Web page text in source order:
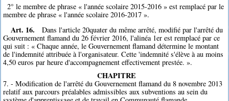
2° le membre de phrase « l'année scolaire 2015-2016 » est remplacé par le
membre de phrase « l'année scolaire 2016-2017 ».
Art. 16.
Dans l'article 20quater du même arrêté, modifié par l'arrêté du
Gouvernement flamand du 26 février 2016, l'alinéa 1er est remplacé par ce
qui suit : « Chaque année, le Gouvernement flamand détermine le montant
de l'indemnité attribuée à l'organisateur. Cette 'indemnité s'élève à au moins
4,50 euros par heure d'accompagnement effectivement prestée. ».
CHAPITRE
7. - Modification de l'arrêté du Gouvernement flamand du 8 novembre 2013
relatif aux parcours préalables admissibles aux subventions au sein du